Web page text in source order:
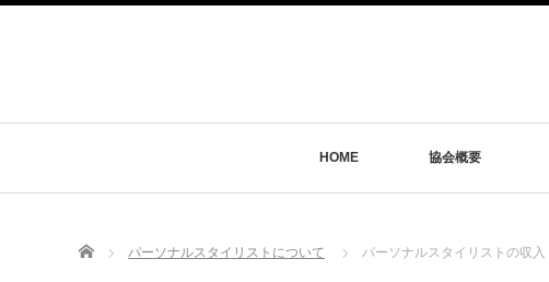
HOME 協会概要
Home パーソナルスタイリストについて パーソナルスタイリストの収入